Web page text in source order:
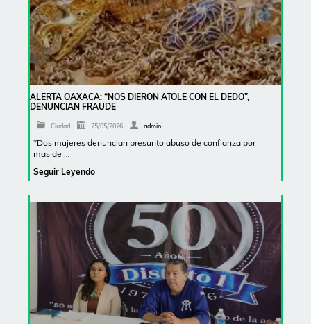
ALERTA OAXACA: “NOS DIERON ATOLE CON EL DEDO”,
DENUNCIAN FRAUDE
Ciudad 25/05/2026 admin
*Dos mujeres denuncian presunto abuso de confianza por
mas de …
Seguir Leyendo